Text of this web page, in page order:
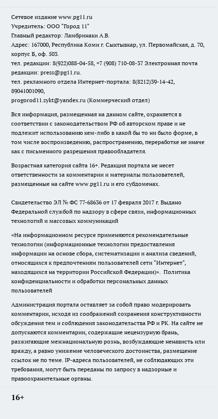
Сетевое издание www.pg11.ru
Учредитель: ООО "Город 11"
Главный редактор: Ламбринаки А.В.
Адрес: 167000, Республика Коми г. Сыктывкар, ул. Первомайская, д. 70,
корпус Б, оф. 503.
тел. редакции: 8(922)088-04-58, +7 (908) 710-08-37 Электронная почта
редакции: press@pg11.ru.
тел. рекламного отдела Интернет-портала: 8(8212)39-14-42,
89041001090,
progorod11.sykt@yandex.ru (Коммерческий отдел)
Вся информация, размещенная на данном сайте, охраняется в
соответствии с законодательством РФ об авторском праве и не
подлежит использованию кем-либо в какой бы то ни было форме, в
том числе воспроизведению, распространению, переработке не иначе
как с письменного разрешения правообладателя.
Возрастная категория сайта 16+. Редакция портала не несет
ответственности за комментарии и материалы пользователей,
размещенные на сайте www.pg11.ru и его субдоменах.
Свидетельство ЭЛ № ФС 77-68636 от 17 февраля 2017 г. Выдано
Федеральной службой по надзору в сфере связи, информационных
технологий и массовых коммуникаций
«На информационном ресурсе применяются рекомендательные
технологии (информационные технологии предоставления
информации на основе сбора, систематизации и анализа сведений,
относящихся к предпочтениям пользователей сети "Интернет",
находящихся на территории Российской Федерации)». Политика
конфиденциальности и обработки персональных данных
пользователей
Администрация портала оставляет за собой право модерировать
комментарии, исходя из соображений сохранения конструктивности
обсуждения тем и соблюдения законодательства РФ и РК. На сайте не
допускаются комментарии, содержащие нецензурную брань,
разжигающие межнациональную рознь, возбуждающие ненависть или
вражду, а равно унижение человеческого достоинства, размещение
ссылок не по теме. IP-адреса пользователей, не соблюдающих эти
требования, могут быть переданы по запросу в надзорные и
правоохранительные органы.
16+